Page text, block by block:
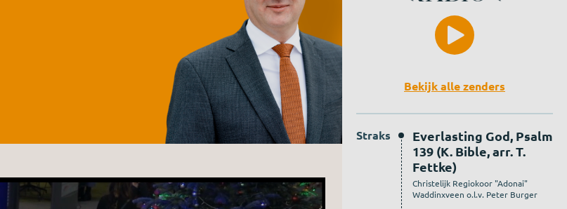
Als abonnee geniet u onbeperkt van
alle uitzendingen en video’s van de
RO. En met uw hulp kunnen wij
Bekijk de voordelen Bekijk alle zenders
Straks
Everlasting God, Psalm
139 (K. Bible, arr. T.
Fettke)
Christelijk Regiokoor "Adonai"
Waddinxveen o.l.v. Peter Burger